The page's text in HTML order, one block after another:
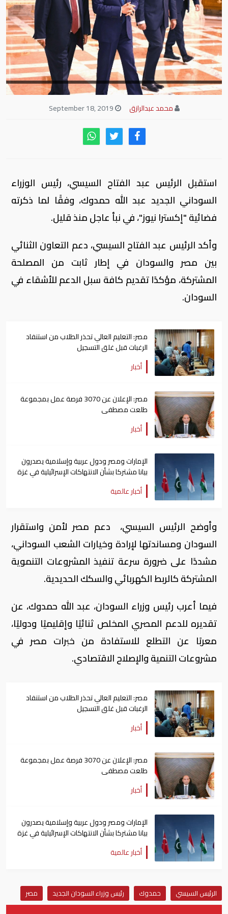
محمد عبدالرازق
استقبل الرئيس عبد الفتاح السيسي، رئيس الوزراء
السوداني الجديد عبد الله حمدوك، وفقًا لما ذكرته
فضائية "إكسترا نيوز"، في نبأ عاجل منذ قليل.
وأكد الرئيس عبد الفتاح السيسي، دعم التعاون الثنائي
بين مصر والسودان في إطار ثابت من المصلحة
المشتركة، مؤكدًا تقديم كافة سبل الدعم للأشقاء في
السودان.
مصر: التعليم العالي تحذر الطلاب من استنفاد
الرغبات قبل غلق التسجيل
أخبار
مصر: الإعلان عن 3070 فرصة عمل بمجموعة
طلعت مصطفى
أخبار
الإمارات ومصر ودول عربية وإسلامية يصدرون
بيانا مشتركا بشأن الانتهاكات الإسرائيلية في غزة
أخبار عالمية
وأوضح الرئيس السيسي، دعم مصر لأمن واستقرار
السودان ومساندتها لإرادة وخيارات الشعب السوداني،
مشددًا على ضرورة سرعة تنفيذ المشروعات التنموية
المشتركة كالربط الكهربائي والسكك الحديدية.
فيما أعرب رئيس وزراء السودان، عبد الله حمدوك، عن
تقديره للدعم المصري المخلص ثنائيًا وإقليميًا ودوليًا،
معربًا عن التطلع للاستفادة من خبرات مصر في
مشروعات التنمية والإصلاح الاقتصادي.
مصر: التعليم العالي تحذر الطلاب من استنفاد
الرغبات قبل غلق التسجيل
أخبار
مصر: الإعلان عن 3070 فرصة عمل بمجموعة
طلعت مصطفى
أخبار
الإمارات ومصر ودول عربية وإسلامية يصدرون
بيانا مشتركا بشأن الانتهاكات الإسرائيلية في غزة
أخبار عالمية
الرئيس السيسي حمدوك رئيس وزراء السودان الجديد مصر